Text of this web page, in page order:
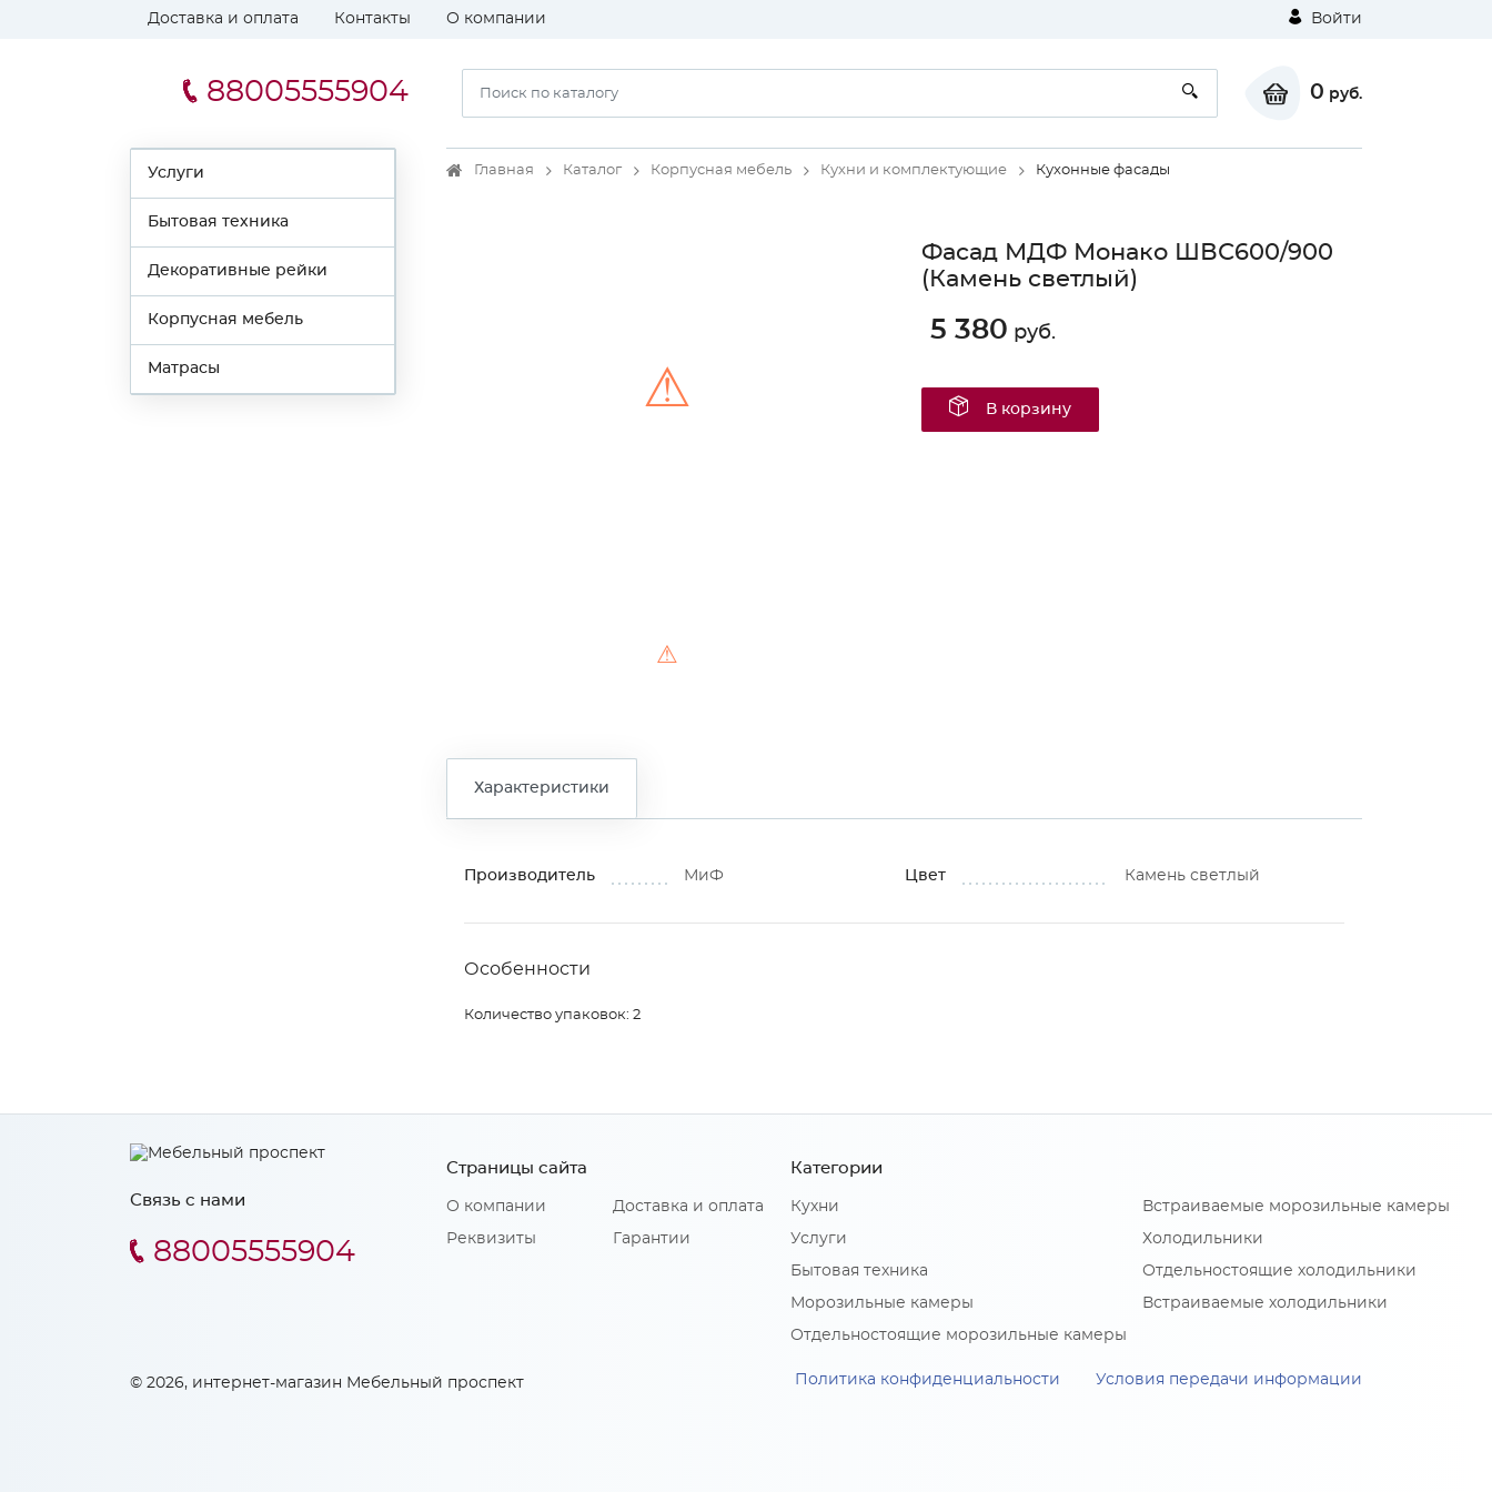
Доставка и оплата Контакты О компании Войти
88005555904 0 руб.
Услуги
Бытовая техника
Декоративные рейки
Корпусная мебель
Матрасы
Главная Каталог Корпусная мебель Кухни и комплектующие Кухонные фасады
⚠
⚠
Фасад МДФ Монако ШВС600/900
(Камень светлый)
5 380 руб.
В корзину
Характеристики
Производитель МиФ Цвет Камень светлый
Особенности
Количество упаковок: 2
Связь с нами
88005555904
Страницы сайта
О компании
Реквизиты
Доставка и оплата
Гарантии
Категории
Кухни
Услуги
Бытовая техника
Морозильные камеры
Отдельностоящие морозильные камеры
Встраиваемые морозильные камеры
Холодильники
Отдельностоящие холодильники
Встраиваемые холодильники
© 2026, интернет-магазин Мебельный проспект Политика конфиденциальности Условия передачи информации